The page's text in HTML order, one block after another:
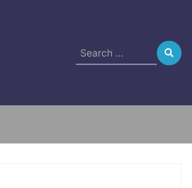
Search
for: